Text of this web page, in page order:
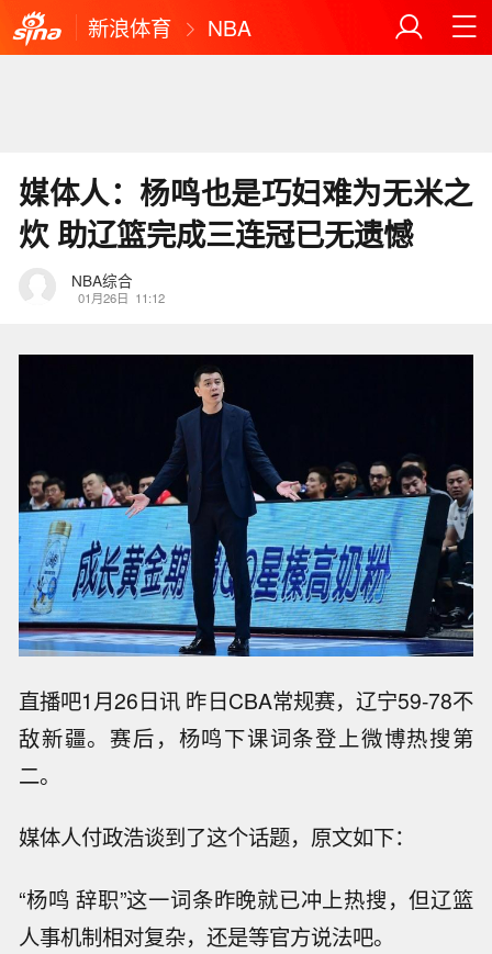
新浪体育 NBA
媒体人：杨鸣也是巧妇难为无米之
炊 助辽篮完成三连冠已无遗憾
NBA综合
01月26日 11:12
直播吧1月26日讯 昨日CBA常规赛，辽宁59-78不
敌新疆。赛后，杨鸣下课词条登上微博热搜第
二。
媒体人付政浩谈到了这个话题，原文如下：
“杨鸣 辞职”这一词条昨晚就已冲上热搜，但辽篮
人事机制相对复杂，还是等官方说法吧。